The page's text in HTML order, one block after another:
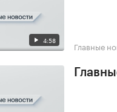
4:58 Главные